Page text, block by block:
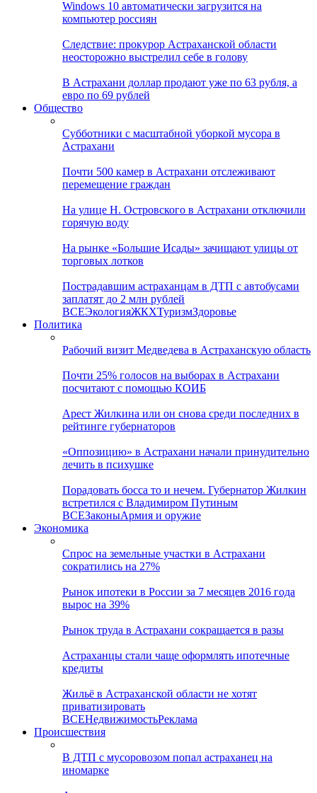
Windows 10 автоматически загрузится на
компьютер россиян
Следствие: прокурор Астраханской области
неосторожно выстрелил себе в голову
В Астрахани доллар продают уже по 63 рубля, а
евро по 69 рублей
Общество
Субботники с масштабной уборкой мусора в
Астрахани
Почти 500 камер в Астрахани отслеживают
перемещение граждан
На улице Н. Островского в Астрахани отключили
горячую воду
На рынке «Большие Исады» зачищают улицы от
торговых лотков
Пострадавшим астраханцам в ДТП с автобусами
заплатят до 2 млн рублей
ВСЕЭкологияЖКХТуризмЗдоровье
Политика
Рабочий визит Медведева в Астраханскую область
Почти 25% голосов на выборах в Астрахани
посчитают с помощью КОИБ
Арест Жилкина или он снова среди последних в
рейтинге губернаторов
«Оппозицию» в Астрахани начали принудительно
лечить в психушке
Порадовать босса то и нечем. Губернатор Жилкин
встретился с Владимиром Путиным
ВСЕЗаконыАрмия и оружие
Экономика
Спрос на земельные участки в Астрахани
сократились на 27%
Рынок ипотеки в России за 7 месяцев 2016 года
вырос на 39%
Рынок труда в Астрахани сокращается в разы
Астраханцы стали чаще оформлять ипотечные
кредиты
Жильё в Астраханской области не хотят
приватизировать
ВСЕНедвижимостьРеклама
Происшествия
В ДТП с мусоровозом попал астраханец на
иномарке